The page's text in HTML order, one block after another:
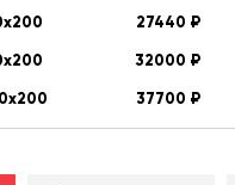
27440 ₽
32000 ₽
37700 ₽